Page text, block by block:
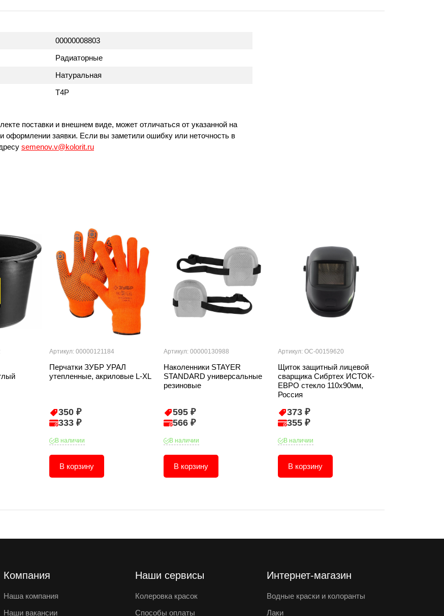
00000008803
Радиаторные
Натуральная
T4P
поставки и внешнем виде, может отличаться от указанной на
заявки. Если вы заметили ошибку или неточность в
semenov.v@kolorit.ru
Артикул: 00000121184
Перчатки ЗУБР УРАЛ
утепленные, акриловые L-XL
350 ₽
333 ₽
В наличии
В корзину
Артикул: 00000130988
Наколенники STAYER
STANDARD универсальные
резиновые
595 ₽
566 ₽
В наличии
В корзину
Артикул: ОС-00159620
Щиток защитный лицевой
сварщика Сибртех ИСТОК-
ЕВРО стекло 110х90мм,
Россия
373 ₽
355 ₽
В наличии
В корзину
Компания
Наша компания
Наши вакансии
Наши сервисы
Колеровка красок
Способы оплаты
Интернет-магазин
Водные краски и колоранты
Лаки